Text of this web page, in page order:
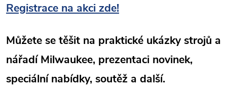
Registrace na akci zde!
Můžete se těšit na praktické ukázky strojů a
nářadí Milwaukee, prezentaci novinek,
speciální nabídky, soutěž a další.